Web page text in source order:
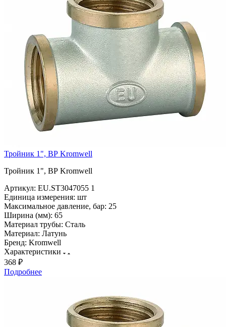
Тройник 1", ВР Kromwell
Тройник 1", ВР Kromwell
Артикул: EU.ST3047055 1
Единица измерения: шт
Максимальное давление, бар: 25
Ширина (мм): 65
Материал трубы: Сталь
Материал: Латунь
Бренд: Kromwell
Характеристики
368 ₽
Подробнее